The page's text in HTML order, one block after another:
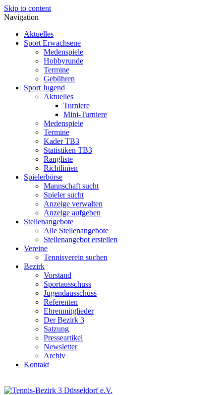
Skip to content
Navigation
Aktuelles
Sport Erwachsene
Medenspiele
Hobbyrunde
Termine
Gebühren
Sport Jugend
Aktuelles
Turniere
Mini-Turniere
Medenspiele
Termine
Kader TB3
Statistiken TB3
Rangliste
Richtlinien
Spielerbörse
Mannschaft sucht
Spieler sucht
Anzeige verwalten
Anzeige aufgeben
Stellenangebote
Alle Stellenangebote
Stellenangebot erstellen
Vereine
Tennisverein suchen
Bezirk
Vorstand
Sportausschuss
Jugendausschuss
Referenten
Ehrenmitglieder
Der Bezirk 3
Satzung
Presseartikel
Newsletter
Archiv
Kontakt